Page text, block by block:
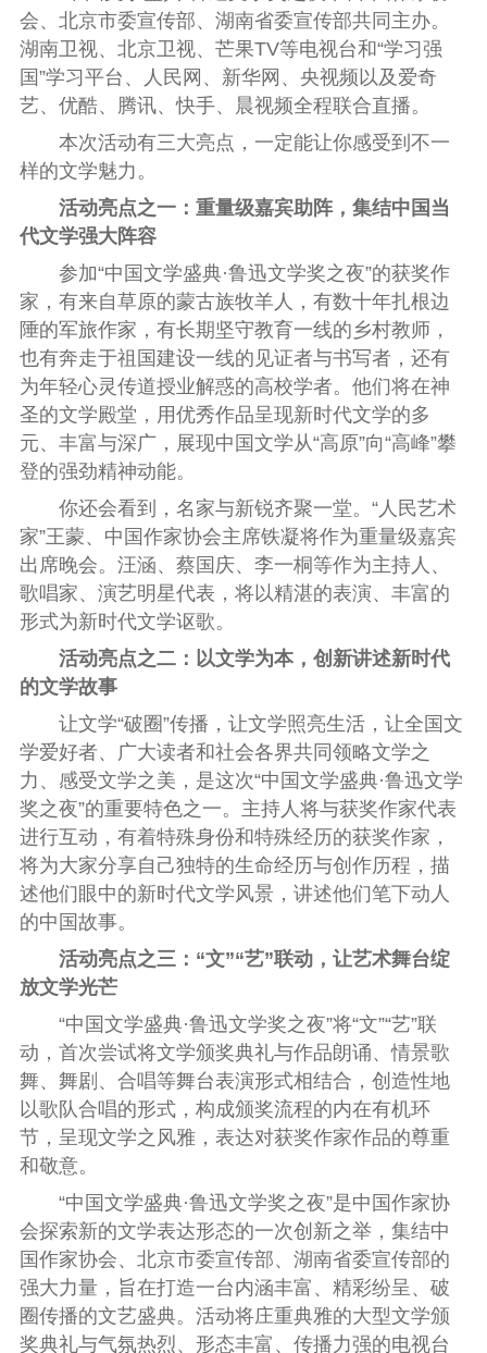
会、北京市委宣传部、湖南省委宣传部共同主办。
湖南卫视、北京卫视、芒果TV等电视台和“学习强
国”学习平台、人民网、新华网、央视频以及爱奇
艺、优酷、腾讯、快手、晨视频全程联合直播。
本次活动有三大亮点，一定能让你感受到不一
样的文学魅力。
活动亮点之一：重量级嘉宾助阵，集结中国当
代文学强大阵容
参加“中国文学盛典·鲁迅文学奖之夜”的获奖作
家，有来自草原的蒙古族牧羊人，有数十年扎根边
陲的军旅作家，有长期坚守教育一线的乡村教师，
也有奔走于祖国建设一线的见证者与书写者，还有
为年轻心灵传道授业解惑的高校学者。他们将在神
圣的文学殿堂，用优秀作品呈现新时代文学的多
元、丰富与深广，展现中国文学从“高原”向“高峰”攀
登的强劲精神动能。
你还会看到，名家与新锐齐聚一堂。“人民艺术
家”王蒙、中国作家协会主席铁凝将作为重量级嘉宾
出席晚会。汪涵、蔡国庆、李一桐等作为主持人、
歌唱家、演艺明星代表，将以精湛的表演、丰富的
形式为新时代文学讴歌。
活动亮点之二：以文学为本，创新讲述新时代
的文学故事
让文学“破圈”传播，让文学照亮生活，让全国文
学爱好者、广大读者和社会各界共同领略文学之
力、感受文学之美，是这次“中国文学盛典·鲁迅文学
奖之夜”的重要特色之一。主持人将与获奖作家代表
进行互动，有着特殊身份和特殊经历的获奖作家，
将为大家分享自己独特的生命经历与创作历程，描
述他们眼中的新时代文学风景，讲述他们笔下动人
的中国故事。
活动亮点之三：“文”“艺”联动，让艺术舞台绽
放文学光芒
“中国文学盛典·鲁迅文学奖之夜”将“文”“艺”联
动，首次尝试将文学颁奖典礼与作品朗诵、情景歌
舞、舞剧、合唱等舞台表演形式相结合，创造性地
以歌队合唱的形式，构成颁奖流程的内在有机环
节，呈现文学之风雅，表达对获奖作家作品的尊重
和敬意。
“中国文学盛典·鲁迅文学奖之夜”是中国作家协
会探索新的文学表达形态的一次创新之举，集结中
国作家协会、北京市委宣传部、湖南省委宣传部的
强大力量，旨在打造一台内涵丰富、精彩纷呈、破
圈传播的文艺盛典。活动将庄重典雅的大型文学颁
奖典礼与气氛热烈、形态丰富、传播力强的电视台